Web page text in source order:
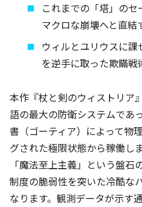
これまでの「塔」のセ
マクロな崩壊へと直結
ウィルとユリウスに
を逆手に取った欺瞞戦
本作『杖と剣のウィストリア
語の最大の防衛システムであ
書（ゴーティア）によって物
グされた極限状態から稼働し
「魔法至上主義」という盤
制度の脆弱性を突いた冷酷な
なります。観測データが示す